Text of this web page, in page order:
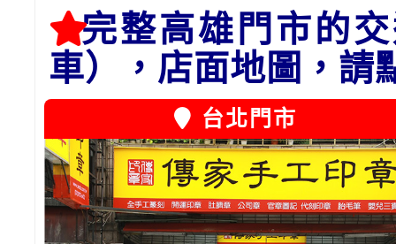
完整高雄門市的
車），店面地圖，請
台北門市